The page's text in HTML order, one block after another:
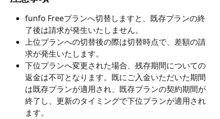
funfo Freeプランへ切替しますと、既存プランの終
了後は請求が発生いたしません。
上位プランへの切替後の際は切替時点で、差額の請
求が発生いたします。
下位プランへ変更された場合、残存期間についての
返金は不可となります。既にご入金いただいた期間
は既存プランが適用され、既存プランの契約期間が
終了し、更新のタイミングで下位プランが適用され
ます。